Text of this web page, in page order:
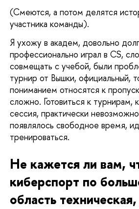
(Смеются, а потом делятся
участника команды).
Я ухожу в академ, довольно
профессионально играл в CS,
совмещать с учебой, были
турнир от Вышки, официальный,
пониманием относятся к
сложно. Готовиться к турнирам,
сессия, практически
появлялось свободное время,
тренироваться.
Не кажется ли вам,
киберспорт по
область